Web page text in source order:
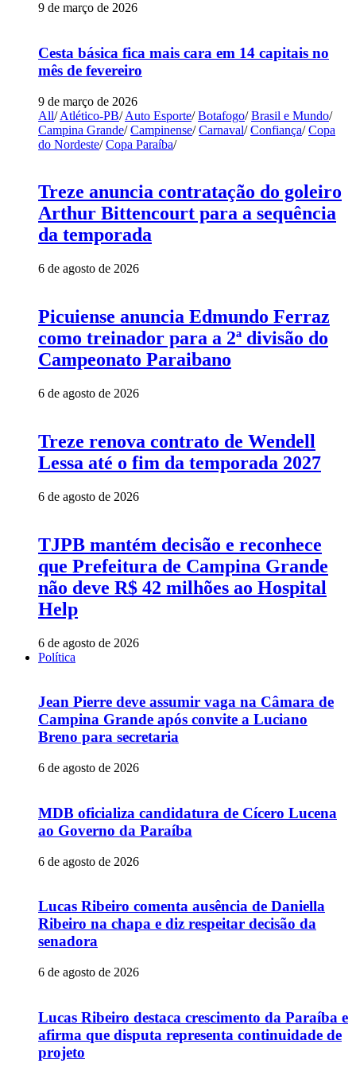
9 de março de 2026
Cesta básica fica mais cara em 14 capitais no
mês de fevereiro
9 de março de 2026
All/ Atlético-PB/ Auto Esporte/ Botafogo/ Brasil e Mundo/
Campina Grande/ Campinense/ Carnaval/ Confiança/ Copa
do Nordeste/ Copa Paraíba/
Treze anuncia contratação do goleiro
Arthur Bittencourt para a sequência
da temporada
6 de agosto de 2026
Picuiense anuncia Edmundo Ferraz
como treinador para a 2ª divisão do
Campeonato Paraibano
6 de agosto de 2026
Treze renova contrato de Wendell
Lessa até o fim da temporada 2027
6 de agosto de 2026
TJPB mantém decisão e reconhece
que Prefeitura de Campina Grande
não deve R$ 42 milhões ao Hospital
Help
6 de agosto de 2026
Política
Jean Pierre deve assumir vaga na Câmara de
Campina Grande após convite a Luciano
Breno para secretaria
6 de agosto de 2026
MDB oficializa candidatura de Cícero Lucena
ao Governo da Paraíba
6 de agosto de 2026
Lucas Ribeiro comenta ausência de Daniella
Ribeiro na chapa e diz respeitar decisão da
senadora
6 de agosto de 2026
Lucas Ribeiro destaca crescimento da Paraíba e
afirma que disputa representa continuidade de
projeto